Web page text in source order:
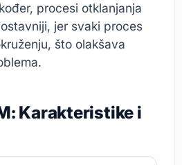
procesi otklanjanja
jer svaki proces
što olakšava
Karakteristike i